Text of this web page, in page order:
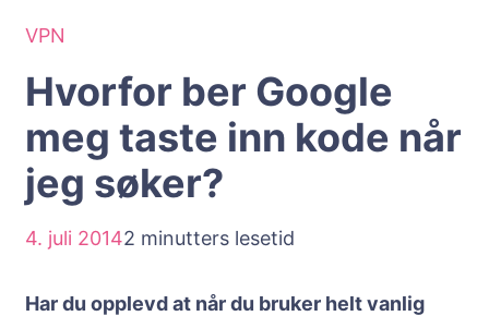
VPN
Hvorfor ber Google
meg taste inn kode når
jeg søker?
4. juli 20142 minutters lesetid
Har du opplevd at når du bruker helt vanlig